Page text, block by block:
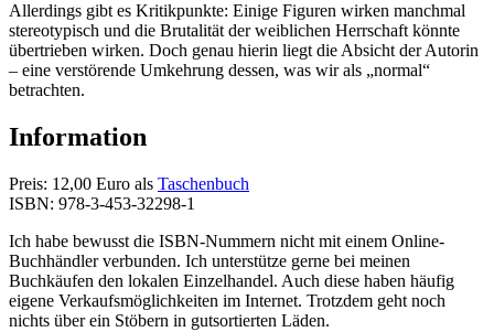
Allerdings gibt es Kritikpunkte: Einige Figuren wirken manchmal
stereotypisch und die Brutalität der weiblichen Herrschaft könnte
übertrieben wirken. Doch genau hierin liegt die Absicht der Autorin
– eine verstörende Umkehrung dessen, was wir als „normal“
betrachten.
Information
Preis: 12,00 Euro als Taschenbuch
ISBN: 978-3-453-32298-1
Ich habe bewusst die ISBN-Nummern nicht mit einem Online-
Buchhändler verbunden. Ich unterstütze gerne bei meinen
Buchkäufen den lokalen Einzelhandel. Auch diese haben häufig
eigene Verkaufsmöglichkeiten im Internet. Trotzdem geht noch
nichts über ein Stöbern in gutsortierten Läden.